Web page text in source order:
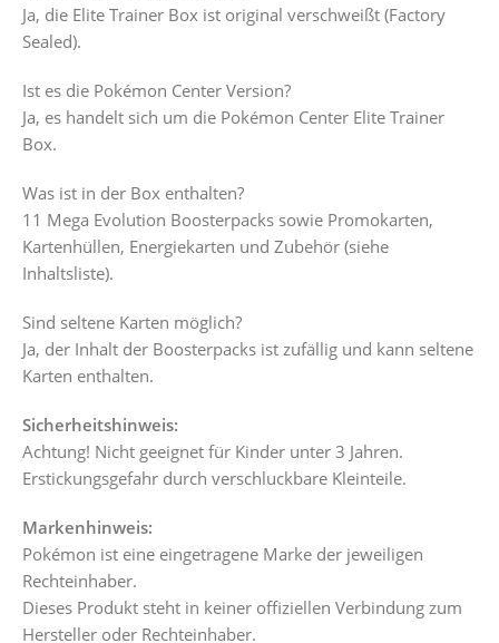
Ja, die Elite Trainer Box ist original verschweißt (Factory
Sealed).
Ist es die Pokémon Center Version?
Ja, es handelt sich um die Pokémon Center Elite Trainer
Box.
Was ist in der Box enthalten?
11 Mega Evolution Boosterpacks sowie Promokarten,
Kartenhüllen, Energiekarten und Zubehör (siehe
Inhaltsliste).
Sind seltene Karten möglich?
Ja, der Inhalt der Boosterpacks ist zufällig und kann seltene
Karten enthalten.
Sicherheitshinweis:
Achtung! Nicht geeignet für Kinder unter 3 Jahren.
Erstickungsgefahr durch verschluckbare Kleinteile.
Markenhinweis:
Pokémon ist eine eingetragene Marke der jeweiligen
Rechteinhaber.
Dieses Produkt steht in keiner offiziellen Verbindung zum
Hersteller oder Rechteinhaber.